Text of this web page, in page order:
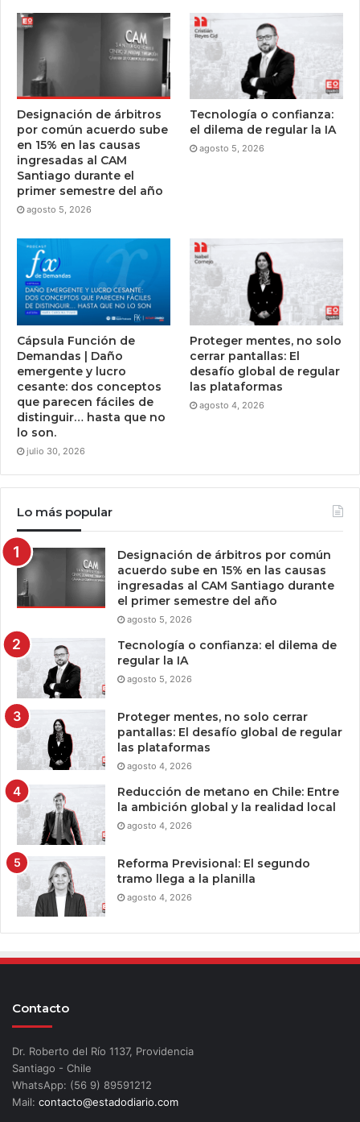
Designación de árbitros
por común acuerdo sube
en 15% en las causas
ingresadas al CAM
Santiago durante el
primer semestre del año
agosto 5, 2026
Tecnología o confianza:
el dilema de regular la IA
agosto 5, 2026
Cápsula Función de
Demandas | Daño
emergente y lucro
cesante: dos conceptos
que parecen fáciles de
distinguir… hasta que no
lo son.
julio 30, 2026
Proteger mentes, no solo
cerrar pantallas: El
desafío global de regular
las plataformas
agosto 4, 2026
Lo más popular
Designación de árbitros por común
acuerdo sube en 15% en las causas
ingresadas al CAM Santiago durante
el primer semestre del año
agosto 5, 2026
Tecnología o confianza: el dilema de
regular la IA
agosto 5, 2026
Proteger mentes, no solo cerrar
pantallas: El desafío global de regular
las plataformas
agosto 4, 2026
Reducción de metano en Chile: Entre
la ambición global y la realidad local
agosto 4, 2026
Reforma Previsional: El segundo
tramo llega a la planilla
agosto 4, 2026
Contacto
Dr. Roberto del Río 1137, Providencia
Santiago - Chile
WhatsApp: (56 9) 89591212
Mail: contacto@estadodiario.com